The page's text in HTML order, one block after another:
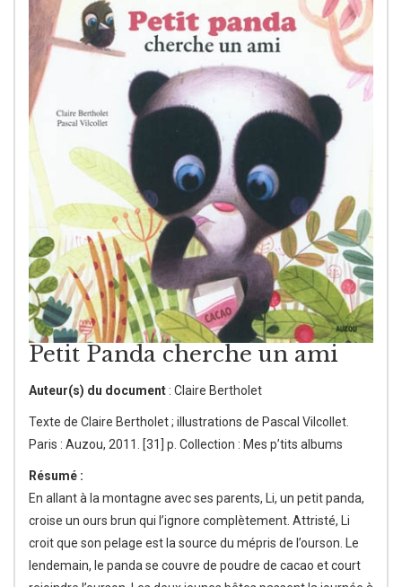
Petit Panda cherche un ami
Auteur(s) du document : Claire Bertholet
Texte de Claire Bertholet ; illustrations de Pascal Vilcollet.
Paris : Auzou, 2011. [31] p. Collection : Mes p’tits albums
Résumé :
En allant à la montagne avec ses parents, Li, un petit panda,
croise un ours brun qui l’ignore complètement. Attristé, Li
croit que son pelage est la source du mépris de l’ourson. Le
lendemain, le panda se couvre de poudre de cacao et court